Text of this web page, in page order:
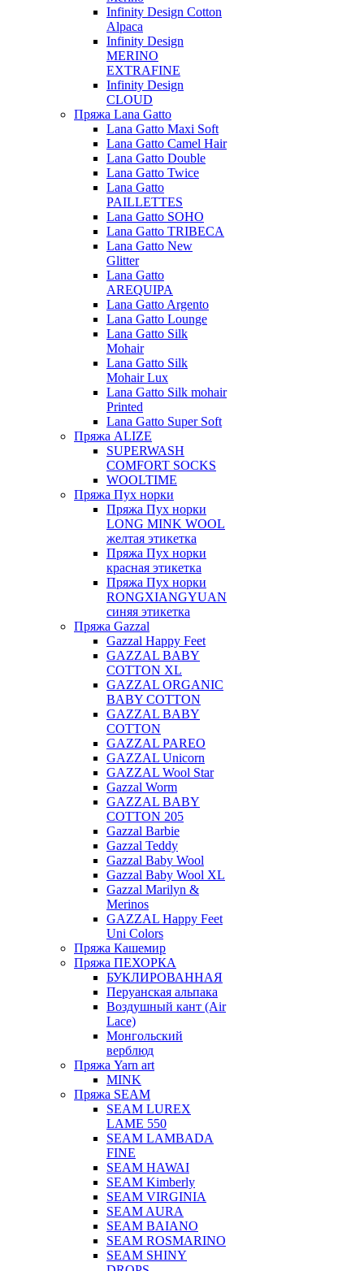
Infinity Design Cotton
Alpaca
Infinity Design
MERINO
EXTRAFINE
Infinity Design
CLOUD
Пряжа Lana Gatto
Lana Gatto Maxi Soft
Lana Gatto Camel Hair
Lana Gatto Double
Lana Gatto Twice
Lana Gatto
PAILLETTES
Lana Gatto SOHO
Lana Gatto TRIBECA
Lana Gatto New
Glitter
Lana Gatto
AREQUIPA
Lana Gatto Argento
Lana Gatto Lounge
Lana Gatto Silk
Mohair
Lana Gatto Silk
Mohair Lux
Lana Gatto Silk mohair
Printed
Lana Gatto Super Soft
Пряжа ALIZE
SUPERWASH
COMFORT SOCKS
WOOLTIME
Пряжа Пух норки
Пряжа Пух норки
LONG MINK WOOL
желтая этикетка
Пряжа Пух норки
красная этикетка
Пряжа Пух норки
RONGXIANGYUAN
синяя этикетка
Пряжа Gazzal
Gazzal Happy Feet
GAZZAL BABY
COTTON XL
GAZZAL ORGANIC
BABY COTTON
GAZZAL BABY
COTTON
GAZZAL PAREO
GAZZAL Unicorn
GAZZAL Wool Star
Gazzal Worm
GAZZAL BABY
COTTON 205
Gazzal Barbie
Gazzal Teddy
Gazzal Baby Wool
Gazzal Baby Wool XL
Gazzal Marilyn &
Merinos
GAZZAL Happy Feet
Uni Colors
Пряжа Кашемир
Пряжа ПЕХОРКА
БУКЛИРОВАННАЯ
Перуанская альпака
Воздушный кант (Air
Lace)
Монгольский
верблюд
Пряжа Yarn art
MINK
Пряжа SEAM
SEAM LUREX
LAME 550
SEAM LAMBADA
FINE
SEAM HAWAI
SEAM Kimberly
SEAM VIRGINIA
SEAM AURA
SEAM BAIANO
SEAM ROSMARINO
SEAM SHINY